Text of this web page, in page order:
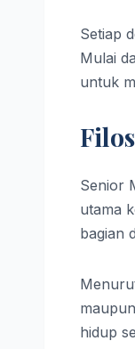
Setiap
Mulai
untuk
Senior
utama
bagian
hidup